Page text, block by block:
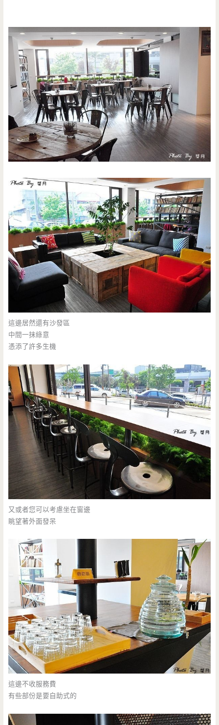
這邊居然還有沙發區
中間一抹綠意
憑添了許多生機
又或者您可以考慮坐在窗邊
眺望著外面發呆
這邊不收服務費
有些部份是要自助式的